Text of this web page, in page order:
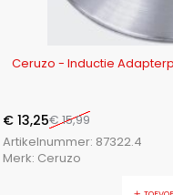
Ceruzo - Inductie
€15,99
€ 13,25
Artikelnummer: 87322.4
Merk: Ceruzo